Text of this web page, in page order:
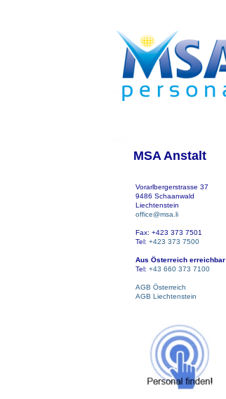
MSA Anstalt
Vorarlbergerstrasse 37
9486 Schaanwald
Liechtenstein
office@msa.li
Fax: +423 373 7501
Tel: +423 373 7500
Aus Österreich erreichbar
Tel: +43 660 373 7100
AGB Österreich
AGB Liechtenstein